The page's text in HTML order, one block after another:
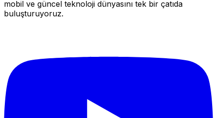
mobil ve güncel teknoloji dünyasını tek bir çatıda
buluşturuyoruz.